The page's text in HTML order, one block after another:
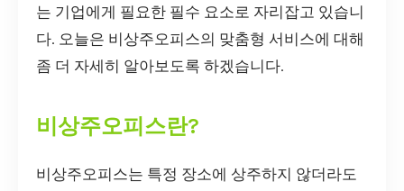
는 기업에게 필요한 필수 요소로 자리잡고 있습니
다. 오늘은 비상주오피스의 맞춤형 서비스에 대해
좀 더 자세히 알아보도록 하겠습니다.
비상주오피스란?
비상주오피스는 특정 장소에 상주하지 않더라도